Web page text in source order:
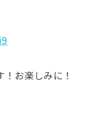
お楽しみに！